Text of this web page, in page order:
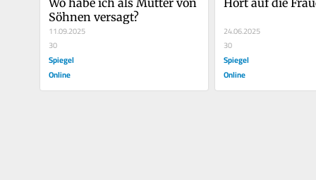
Söhnen versagt?
11.09.2025
30
Spiegel
Online
24.06.2025
30
Spiegel
Online